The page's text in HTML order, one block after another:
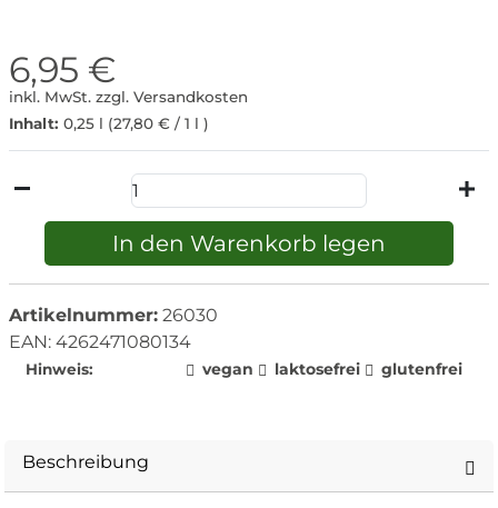
6,95 €
inkl. MwSt. zzgl. Versandkosten
Inhalt: 0,25 l (27,80 € / 1 l )
In den Warenkorb legen
Artikelnummer: 26030
EAN: 4262471080134
Hinweis: vegan laktosefrei glutenfrei
Beschreibung